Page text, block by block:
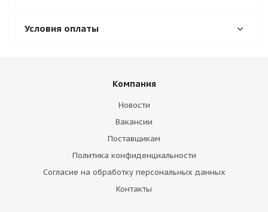
Условия оплаты
Компания
Новости
Вакансии
Поставщикам
Политика конфиденциальности
Согласие на обработку персональных данных
Контакты